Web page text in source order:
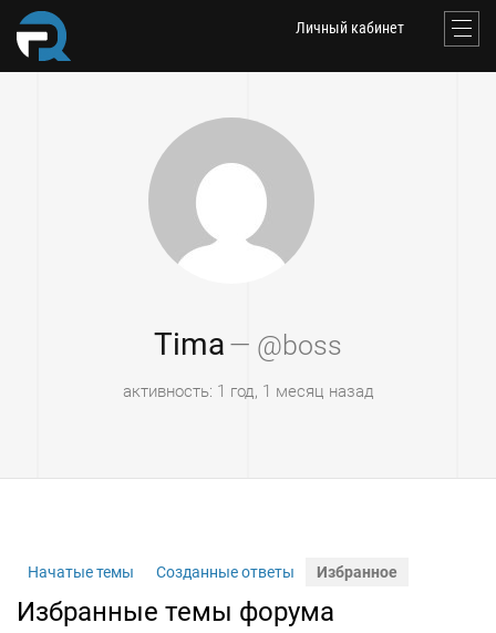
Личный кабинет
Tima — @boss
активность: 1 год, 1 месяц назад
Начатые темы Созданные ответы Избранное
Избранные темы форума